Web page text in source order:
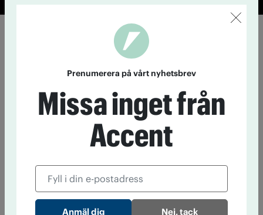
Prenumerera på vårt nyhetsbrev
Missa inget från
Accent
Nej, tack